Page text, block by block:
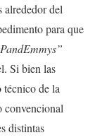
alrededor del
para que
PandEmmys”
Si bien las
de la
convencional
distintas